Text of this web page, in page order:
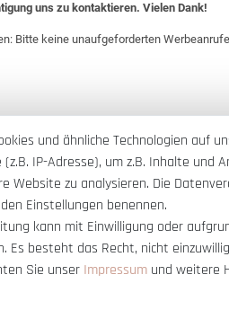
uns zu kontaktieren. Vielen Dank!
Bitte keine unaufgeforderten
sich inkl. gesetzl. MwSt. und
und ähnliche Technologien auf
IP-Adresse), um z.B. Inhalte und
Website zu analysieren. Die
Einstellungen benennen.
kann mit Einwilligung oder
Es besteht das Recht, nicht
Sie unser Impressum und weitere